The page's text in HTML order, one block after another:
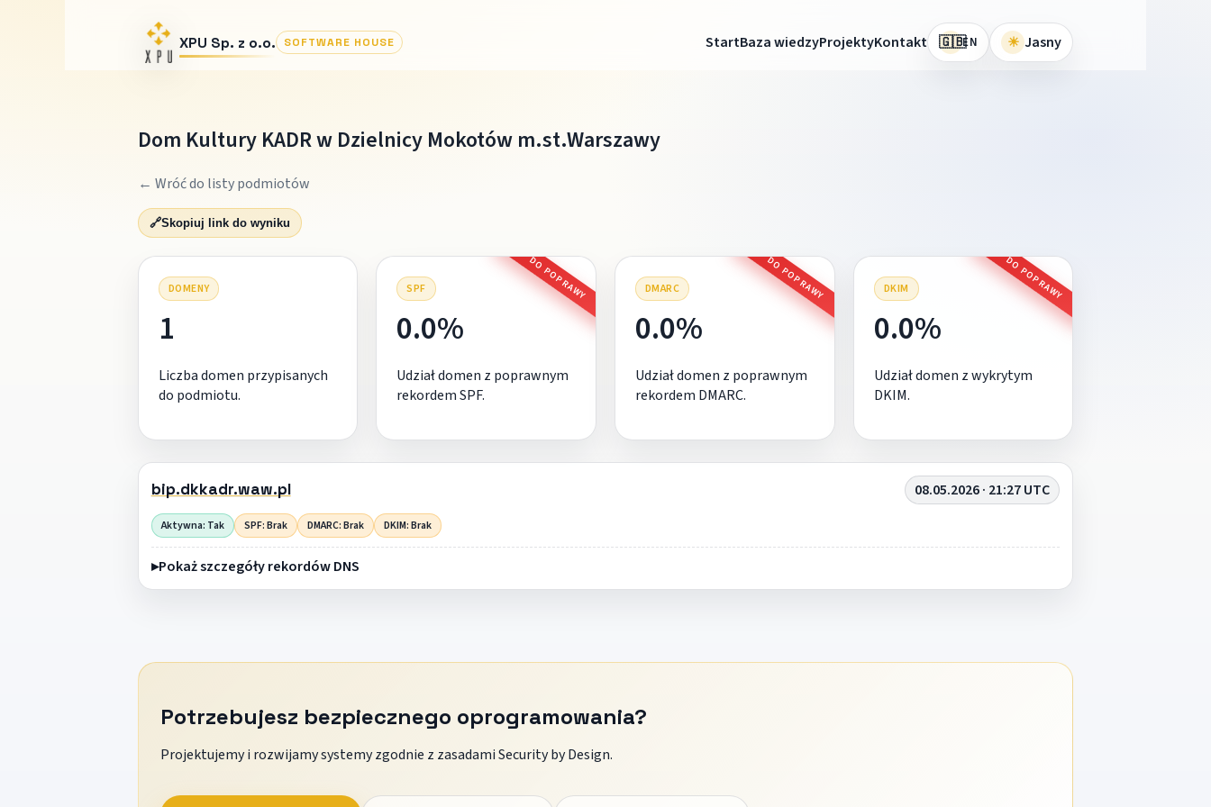
XPU Sp. z o.o. SOFTWARE HOUSE StartBaza wiedzyProjektyKontakt 🇬🇧EN ☀ Jasny
Dom Kultury KADR w Dzielnicy Mokotów m.st.Warszawy
← Wróć do listy podmiotów
🔗Skopiuj link do wyniku
DOMENY
1
Liczba domen przypisanych
do podmiotu.
SPF DO POPRAWY
0.0%
Udział domen z poprawnym
rekordem SPF.
DMARC DO POPRAWY
0.0%
Udział domen z poprawnym
rekordem DMARC.
DKIM DO POPRAWY
0.0%
Udział domen z wykrytym
DKIM.
bip.dkkadr.waw.pl 08.05.2026 · 21:27 UTC
Aktywna: Tak SPF: Brak DMARC: Brak DKIM: Brak
Pokaż szczegóły rekordów DNS
Potrzebujesz bezpiecznego oprogramowania?
Projektujemy i rozwijamy systemy zgodnie z zasadami Security by Design.